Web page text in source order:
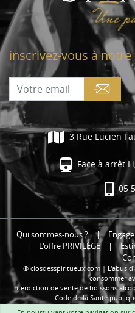
inscrivez-vous à
3 Rue Lucien
Face à arrêt
05
Qui sommes-nous ? |
|
L'offre PRIVILÈGE |
® closdesspiritueux.com | L'abus
consommer
Interdiction de vente de boissons
Code de la Santé